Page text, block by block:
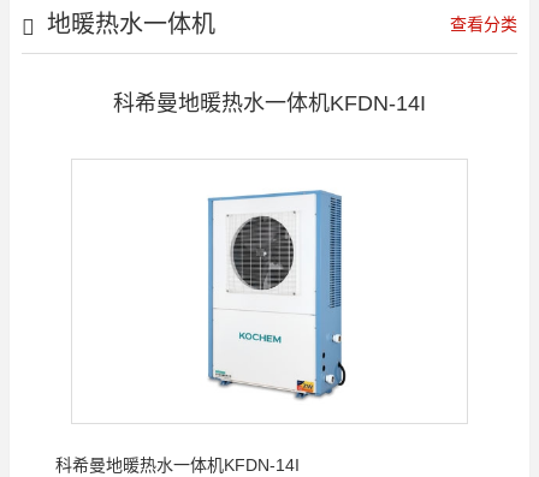
地暖热水一体机 查看分类
科希曼地暖热水一体机KFDN-14I
科希曼地暖热水一体机KFDN-14I